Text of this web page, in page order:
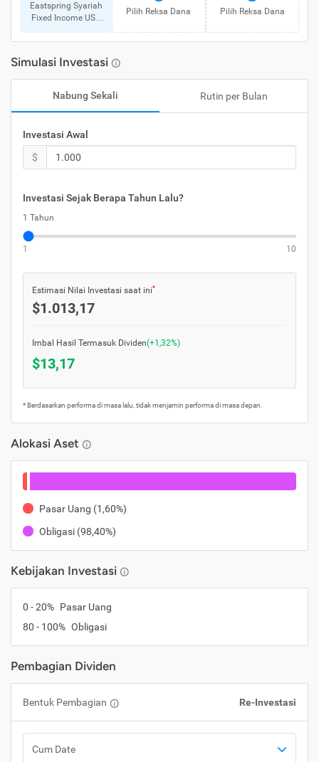
Eastspring Syariah
Fixed Income USD
Pilih Reksa Dana Pilih Reksa Dana
Simulasi Investasi
Nabung Sekali Rutin per Bulan
Investasi Awal
$
Investasi Sejak Berapa Tahun Lalu?
1 Tahun
1 10
Estimasi Nilai Investasi saat ini*
$1.013,17
Imbal Hasil Termasuk Dividen(+1,32%)
$13,17
* Berdasarkan performa di masa lalu, tidak menjamin performa di masa depan.
Alokasi Aset
Pasar Uang (1,60%)
Obligasi (98,40%)
Kebijakan Investasi
0 -20% Pasar Uang
80 - 100% Obligasi
Pembagian Dividen
Bentuk Pembagian Re-Investasi
Cum Date